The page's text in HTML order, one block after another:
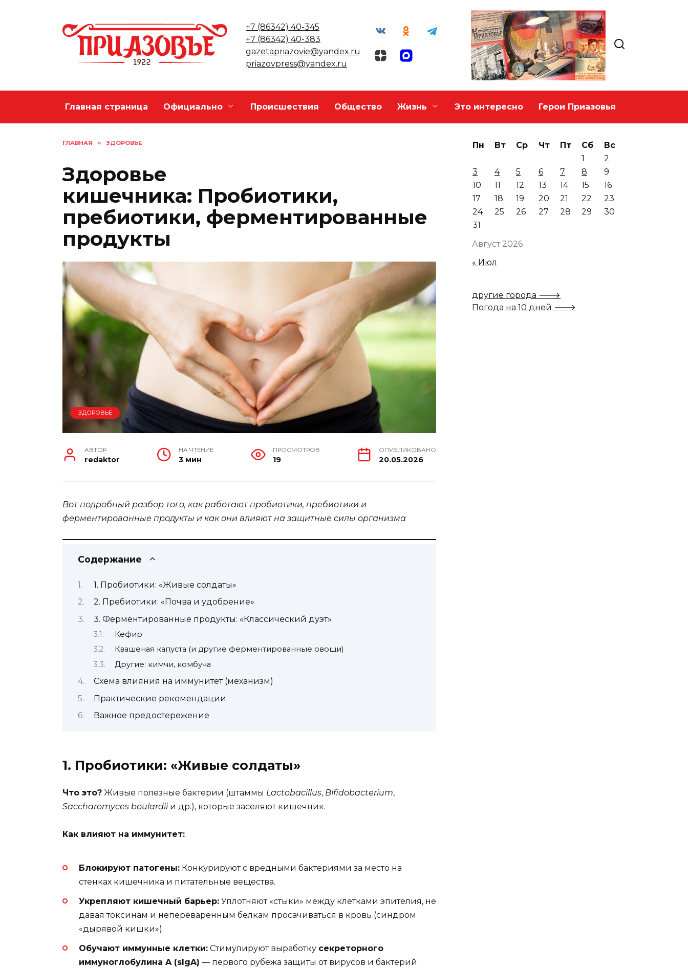
+7 (86342) 40-345
+7 (86342) 40-383
gazetapriazovie@yandex.ru
priazovpress@yandex.ru
Главная страница Официально Происшествия Общество Жизнь Это интересно Герои Приазовья
ГЛАВНАЯ » ЗДОРОВЬЕ
Здоровье
кишечника: Пробиотики,
пребиотики, ферментированные
продукты
ЗДОРОВЬЕ
АВТОР
redaktor
НА ЧТЕНИЕ
3 мин
ПРОСМОТРОВ
19
ОПУБЛИКОВАНО
20.05.2026
Вот подробный разбор того, как работают пробиотики, пребиотики и
ферментированные продукты и как они влияют на защитные силы организма
Содержание
1. Пробиотики: «Живые солдаты»
2. Пребиотики: «Почва и удобрение»
3. Ферментированные продукты: «Классический дуэт»
Кефир
Квашеная капуста (и другие ферментированные овощи)
Другие: кимчи, комбуча
Схема влияния на иммунитет (механизм)
Практические рекомендации
Важное предостережение
1. Пробиотики: «Живые солдаты»
Что это? Живые полезные бактерии (штаммы Lactobacillus, Bifidobacterium,
Saccharomyces boulardiiи др.), которые заселяют кишечник.
Как влияют на иммунитет:
Блокируют патогены: Конкурируют с вредными бактериями за место на
стенках кишечника и питательные вещества.
Укрепляют кишечный барьер: Уплотняют «стыки» между клетками эпителия, не
давая токсинам и непереваренным белкам просачиваться в кровь (синдром
«дырявой кишки»).
Обучают иммунные клетки: Стимулируют выработку секреторного
иммуноглобулина A (sIgA) — первого рубежа защиты от вирусов и бактерий.
Август 2026
Пн Вт Ср Чт Пт Сб
Вс
1
2
3
4 5 6 7 8
9
10
11 12 13 14 15
16
17
18 19 20 21 22
23
24
25 26 27 28 29
30
31
« Июл
другие города 🡒
Погода на 10 дней 🡒